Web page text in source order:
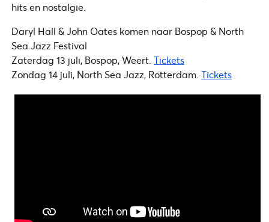
hits en nostalgie.
Daryl Hall & John Oates komen naar Bospop & North
Sea Jazz Festival
Zaterdag 13 juli, Bospop, Weert. Tickets
Zondag 14 juli, North Sea Jazz, Rotterdam. Tickets